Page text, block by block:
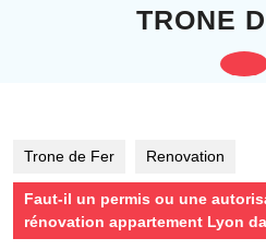
TRONE
Trone de Fer Renovation
Faut-il un permis ou une
rénovation appartement Lyon